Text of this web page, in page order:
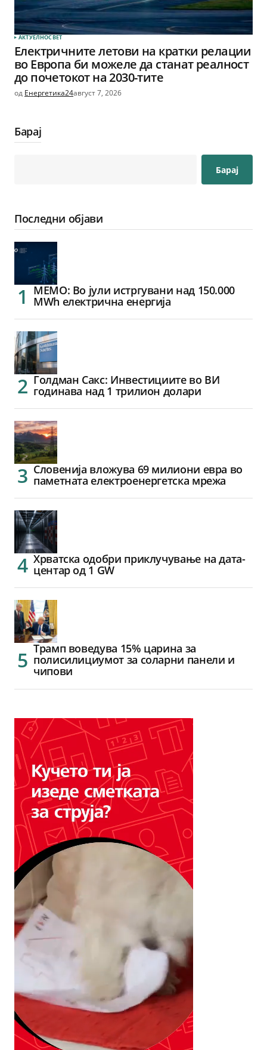
АКТУЕЛНОСВЕТ
Електричните летови на кратки релации
во Европа би можеле да станат реалност
до почетокот на 2030-тите
од Енергетика24август 7, 2026
Барај
Барај
Последни објави
МЕМО: Во јули истргувани над 150.000
MWh електрична енергија
Голдман Сакс: Инвестициите во ВИ
годинава над 1 трилион долари
Словенија вложува 69 милиони евра во
паметната електроенергетска мрежа
Хрватска одобри приклучување на дата-
центар од 1 GW
Трамп воведува 15% царина за
полисилициумот за соларни панели и
чипови